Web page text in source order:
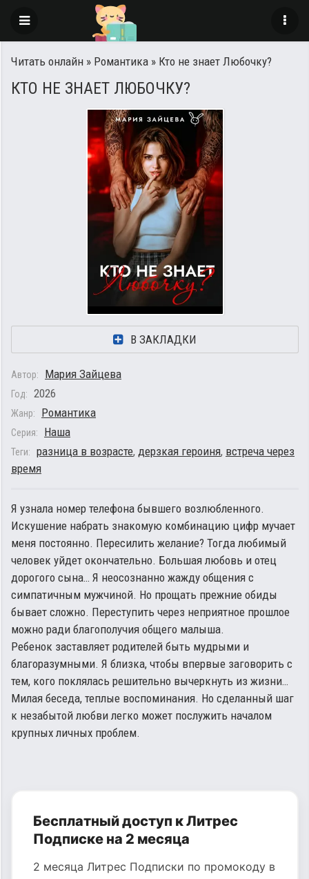
Читать онлайн » Романтика » Кто не знает Любочку?
КТО НЕ ЗНАЕТ ЛЮБОЧКУ?
В ЗАКЛАДКИ
Автор: Мария Зайцева
Год: 2026
Жанр: Романтика
Серия: Наша
Теги: разница в возрасте, дерзкая героиня, встреча через
время
Я узнала номер телефона бывшего возлюбленного.
Искушение набрать знакомую комбинацию цифр мучает
меня постоянно. Пересилить желание? Тогда любимый
человек уйдет окончательно. Большая любовь и отец
дорогого сына… Я неосознанно жажду общения с
симпатичным мужчиной. Но прощать прежние обиды
бывает сложно. Переступить через неприятное прошлое
можно ради благополучия общего малыша.
Ребенок заставляет родителей быть мудрыми и
благоразумными. Я близка, чтобы впервые заговорить с
тем, кого поклялась решительно вычеркнуть из жизни…
Милая беседа, теплые воспоминания. Но сделанный шаг
к незабытой любви легко может послужить началом
крупных личных проблем.
Бесплатный доступ к Литрес
Подписке на 2 месяца
2 месяца Литрес Подписки по промокоду в